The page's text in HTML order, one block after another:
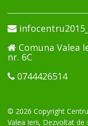
Comuna Valea
nr. 6C
0744426514
© 2026 Copyright
Valea Ierii, Dezvoltat de